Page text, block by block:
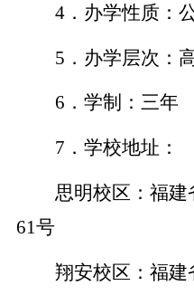
4．办学性质：
5 ．办学层次：
6 ．学制：三年
7 ．学校地址：
思明校区：福
61号
翔安校区：福